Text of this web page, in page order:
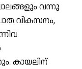
വന്നു
വികസനം,
കായലിന്